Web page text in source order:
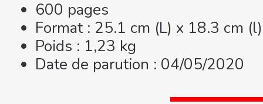
600 pages
Format : 25.1 cm (L) x 18.3 cm
Poids : 1,23 kg
Date de parution : 04/05/2020